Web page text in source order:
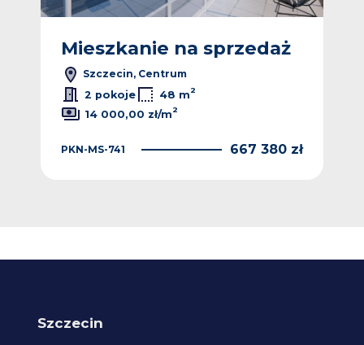
Mieszkanie na sprzedaż
Szczecin, Centrum
2 pokoje
48 m2
14 000,00 zł/m2
PKN-MS-741 667 380 zł
Szczecin